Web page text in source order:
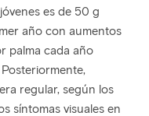
es de 50 g
año con aumentos
palma cada año
regular, según los
síntomas visuales en